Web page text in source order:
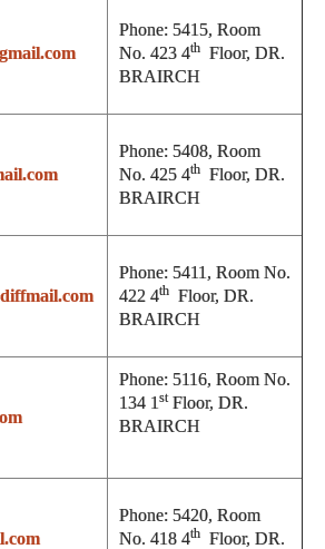
Phone: 5415, Room
No. 423 4thFloor, DR.
BRAIRCH
Phone: 5408, Room
No. 425 4thFloor, DR.
BRAIRCH
Phone: 5411, Room No.
422 4thFloor, DR.
BRAIRCH
Phone: 5116, Room No.
134 1 stFloor, DR.
BRAIRCH
Phone: 5420, Room
No. 418 4thFloor, DR.